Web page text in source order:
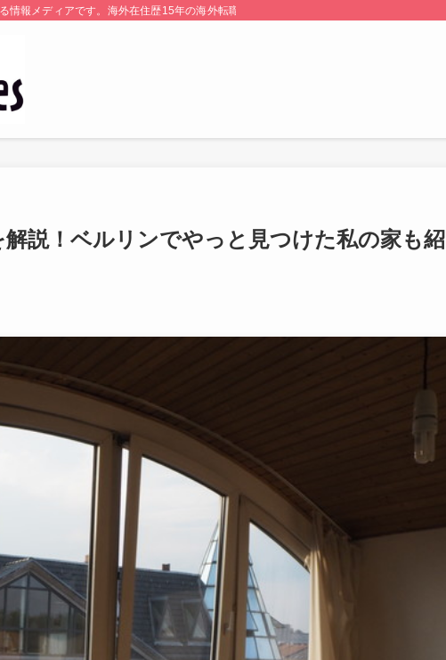
報メディアです。海外在住歴15年の海外転職のプロが監修・運営しています。
解説！ベルリンでやっと見つけた私の家も紹